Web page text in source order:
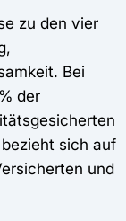
zu den vier
Bei
der
sich auf
und